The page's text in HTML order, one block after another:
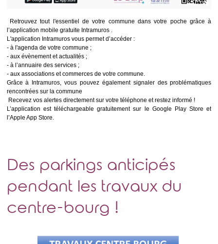
Retrouvez tout l'essentiel de votre commune dans votre poche grâce à
l’application mobile gratuite Intramuros .
L'application Intramuros vous permet d’accéder :
- à l'agenda de votre commune ;
- aux évènement et actualités ;
- à l’annuaire des services ;
- aux associations et commerces de votre commune.
Grâce à Intramuros, vous pouvez également signaler des problématiques
rencontrées sur la commune
Recevez vos alertes directement sur votre téléphone et restez informé !
L’application est téléchargeable gratuitement sur le Google Play Store et
l’Apple App Store.
Des parkings anticipés
pendant les travaux du
centre-bourg !